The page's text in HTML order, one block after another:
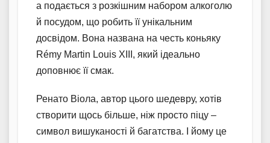
а подається з розкішним набором алкоголю
й посудом, що робить її унікальним
досвідом. Вона названа на честь коньяку
Rémy Martin Louis XIII, який ідеально
доповнює її смак.
Ренато Віола, автор цього шедевру, хотів
створити щось більше, ніж просто піцу –
символ вишуканості й багатства. І йому це